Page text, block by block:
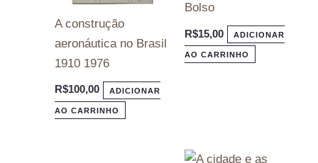
A construção
aeronáutica no Brasil
1910 1976
R$100,00 ADICIONAR
AO CARRINHO
Bolso
R$15,00 ADICIONAR
AO CARRINHO